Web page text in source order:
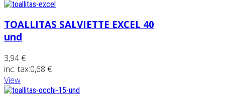
TOALLITAS SALVIETTE EXCEL 40
und
3,94 €
inc. tax:0,68 €
View